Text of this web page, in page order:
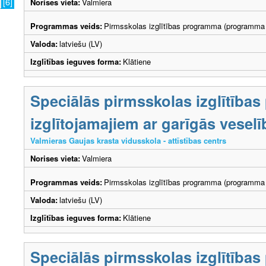
Programmas veids: Pirmsskolas izglītības programma
Valoda:latviešu (LV)
Izglītības ieguves forma: Klātiene
Speciālās pirmsskolas
izglītojamajiem ar garīgās
Valmieras Gaujas krasta vidusskola - attīstības centrs
Norises vieta:Valmiera
Programmas veids: Pirmsskolas izglītības programma
Valoda:latviešu (LV)
Izglītības ieguves forma: Klātiene
Speciālās pirmsskolas